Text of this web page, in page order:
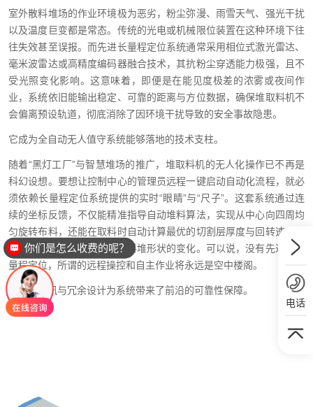
室外散料堆场的作业环境极为恶劣，粉尘弥漫、雨雪天气、强光干扰
以及温度巨变都是常态。传统的光电或机械限位装置在这种环境下往
往失效甚至误报。而先进长量程定位系统通常采用相位式激光雷达、
毫米波雷达或高精度编码器融合技术，其抗粉尘穿透能力极强，且不
受光照变化影响。这意味着，即便是在能见度极差的浓雾或夜间作
业，系统依旧能输出稳定、可靠的距离与方位数据，确保堆取料机不
会偏离预设轨道，彻底消除了因环境干扰导致的安全事故隐患。
它成为全自动无人值守系统能够落地的技术支柱。
随着“黑灯工厂”与智慧堆场的推广，堆取料机的无人化操作已不再是
科幻设想。要想让控制中心的管理员远程一键启动自动化流程，就必
须依赖长量程定位系统提供的实时“眼睛”与“尺子”。这套系统通过连
续的坐标反馈，不仅能精准指导自动堆料算法，实现从中心向四周均
匀旋转布料，还能在取料时自动计算最优的切割层厚度与回转速度，
无需人工干预就能自行适应料堆形状的变化。可以说，没有先进的长
量程定位，所谓的远程操控和自主作业将永远是空中楼阁。
长距离通讯与冗余设计为系统带来了前沿的可靠性保障。
电话
你们是怎么收费的呢？